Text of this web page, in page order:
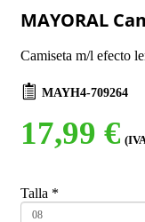
MAYORAL
Camiseta m/l efecto
MAYH4-709264
17,99 €
Talla *
08